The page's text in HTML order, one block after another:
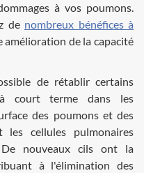
à vos poumons.
de nombreux bénéfices à
amélioration de la capacité
de rétablir certains
à court terme dans les
des poumons et des
les cellules pulmonaires
nouveaux cils ont la
à l'élimination des